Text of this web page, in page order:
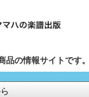
品の情報サイトです。